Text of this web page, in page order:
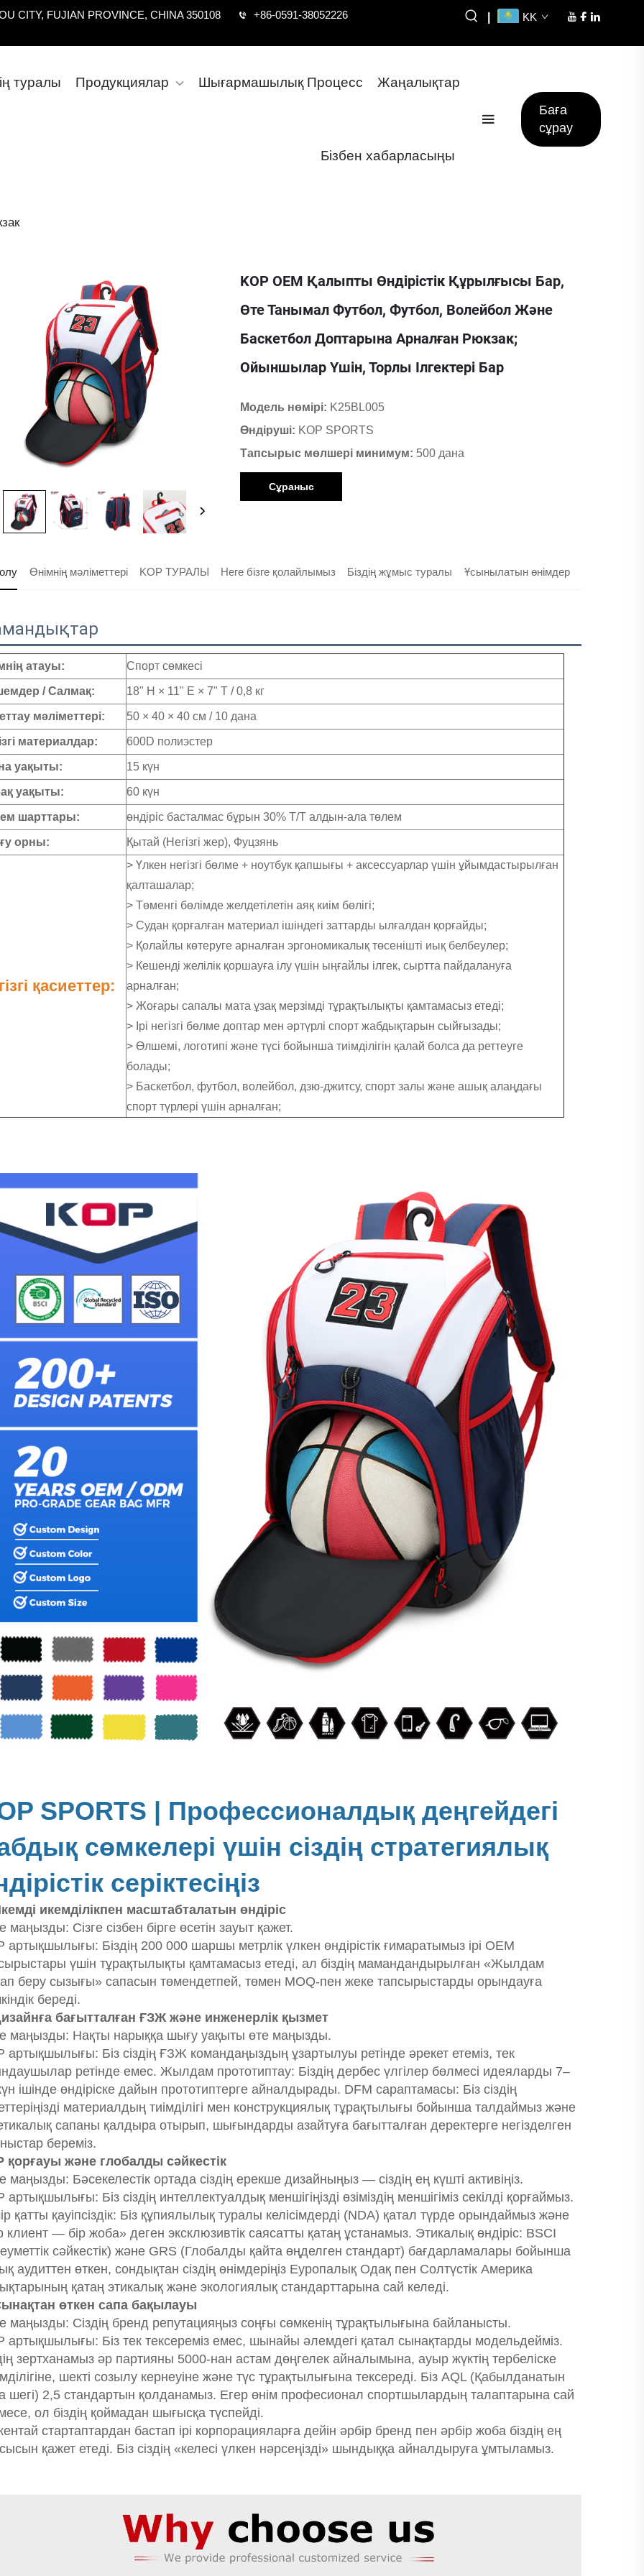
CITY, FUJIAN PROVINCE, CHINA 350108 +86-0591-38052226 KK
туралы Продукциялар Шығармашылық Процесс Жаңалықтар
Бізбен хабарласыңы
Баға
сұрау
KOP OEM Қалыпты Өндірістік Құрылғысы Бар,
Өте Танымал Футбол, Футбол, Волейбол Және
Баскетбол Доптарына Арналған Рюкзак;
Ойыншылар Үшін, Торлы Ілгектері Бар
Модель нөмірі: K25BL005
Өндіруші: KOP SPORTS
Тапсырыс мөлшері минимум: 500 дана
Сұраныс
Өнімнің мәліметтері KOP ТУРАЛЫ Неге бізге қолайлымыз Біздің жұмыс туралы Ұсынылатын өнімдер
атауы: Спорт сөмкесі
/ Салмақ: 18" H × 11" E × 7" Т / 0,8 кг
мәліметтері: 50 × 40 × 40 см / 10 дана
материалдар: 600D полиэстер
уақыты: 15 күн
уақыты: 60 күн
шарттары: өндіріс басталмас бұрын 30% Т/Т алдын-ала төлем
орны: Қытай (Негізгі жер), Фуцзянь
қасиеттер:
> Үлкен негізгі бөлме + ноутбук қапшығы + аксессуарлар үшін ұйымдастырылған
қалташалар;
> Төменгі бөлімде желдетілетін аяқ киім бөлігі;
> Судан қорғалған материал ішіндегі заттарды ылғалдан қорғайды;
> Қолайлы көтеруге арналған эргономикалық төсенішті иық белбеулер;
> Кешенді желілік қоршауға ілу үшін ыңғайлы ілгек, сыртта пайдалануға
арналған;
> Жоғары сапалы мата ұзақ мерзімді тұрақтылықты қамтамасыз етеді;
> Ірі негізгі бөлме доптар мен әртүрлі спорт жабдықтарын сыйғызады;
> Өлшемі, логотипі және түсі бойынша тиімділігін қалай болса да реттеуге
болады;
> Баскетбол, футбол, волейбол, дзю-джитсу, спорт залы және ашық алаңдағы
спорт түрлері үшін арналған;
SPORTS | Профессионалдық деңгейдегі
сөмкелері үшін сіздің стратегиялық
серіктесіңіз
икемділікпен масштабталатын өндіріс
маңызды: Сізге сізбен бірге өсетін зауыт қажет.
артықшылығы: Біздің 200 000 шаршы метрлік үлкен өндірістік ғимаратымыз ірі OEM
үшін тұрақтылықты қамтамасыз етеді, ал біздің мамандандырылған «Жылдам
беру сызығы» сапасын төмендетпей, төмен MOQ-пен жеке тапсырыстарды орындауға
береді.
бағытталған ҒЗЖ және инженерлік қызмет
маңызды: Нақты нарыққа шығу уақыты өте маңызды.
артықшылығы: Біз сіздің ҒЗЖ командаңыздың ұзартылуы ретінде әрекет етеміз, тек
ретінде емес. Жылдам прототиптау: Біздің дербес үлгілер бөлмесі идеяларды 7–
ішінде өндіріске дайын прототиптерге айналдырады. DFM сараптамасы: Біз сіздің
материалдың тиімділігі мен конструкциялық тұрақтылығы бойынша талдаймыз және
сапаны қалдыра отырып, шығындарды азайтуға бағытталған деректерге негізделген
береміз.
қорғауы және глобалды сәйкестік
маңызды: Бәсекелестік ортада сіздің ерекше дизайныңыз — сіздің ең күшті активіңіз.
артықшылығы: Біз сіздің интеллектуалдық меншігіңізді өзіміздің меншігіміз секілді қорғаймыз.
қатты қауіпсіздік: Біз құпиялылық туралы келісімдерді (NDA) қатал түрде орындаймыз және
клиент — бір жоба» деген эксклюзивтік саясатты қатаң ұстанамыз. Этикалық өндіріс: BSCI
сәйкестік) және GRS (Глобалды қайта өңделген стандарт) бағдарламалары бойынша
аудиттен өткен, сондықтан сіздің өнімдеріңіз Еуропалық Одақ пен Солтүстік Америка
қатаң этикалық және экологиялық стандарттарына сай келеді.
өткен сапа бақылауы
маңызды: Сіздің бренд репутацияңыз соңғы сөмкенің тұрақтылығына байланысты.
артықшылығы: Біз тек тексереміз емес, шынайы әлемдегі қатал сынақтарды модельдейміз.
зертханамыз әр партияны 5000-нан астам дөңгелек айналымына, ауыр жүктің тербеліске
шекті созылу кернеуіне және түс тұрақтылығына тексереді. Біз AQL (Қабылданатын
шегі) 2,5 стандартын қолданамыз. Егер өнім професионал спортшылардың талаптарына сай
ол біздің қоймадан шығысқа түспейді.
стартаптардан бастап ірі корпорацияларға дейін әрбір бренд пен әрбір жоба біздің ең
қажет етеді. Біз сіздің «келесі үлкен нәрсеңізді» шындыққа айналдыруға ұмтыламыз.